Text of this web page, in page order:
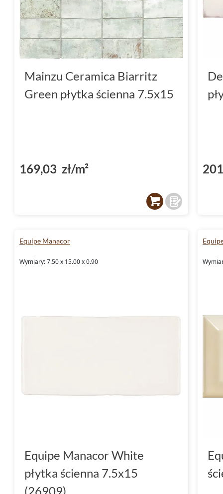
Mainzu Ceramica Biarritz
Green płytka ścienna 7.5x15
169,03 zł/m²
Equipe Manacor
Wymiary: 7.50 x 15.00 x 0.90
Equipe Manacor White
płytka ścienna 7.5x15
(26909)